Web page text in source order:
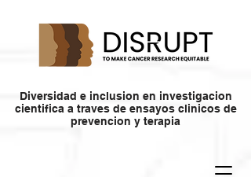
Diversidad e inclusion en investigacion
cientifica a traves de ensayos clinicos de
prevencion y terapia